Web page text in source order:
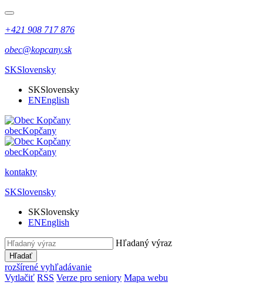
+421 908 717 876
obec@kopcany.sk
SKSlovensky
SKSlovensky
ENEnglish
obecKopčany
obecKopčany
kontakty
SKSlovensky
SKSlovensky
ENEnglish
Hľadaný výraz
Hľadať
rozšírené vyhľadávanie
Vytlačiť RSS Verze pro seniory Mapa webu